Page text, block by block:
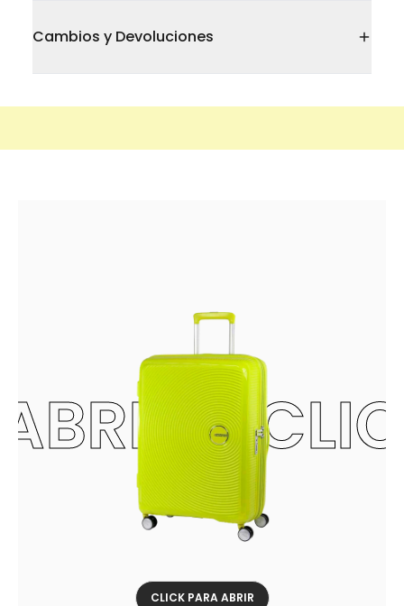
Cambios y Devoluciones
-
CLICK PARA ABRIR